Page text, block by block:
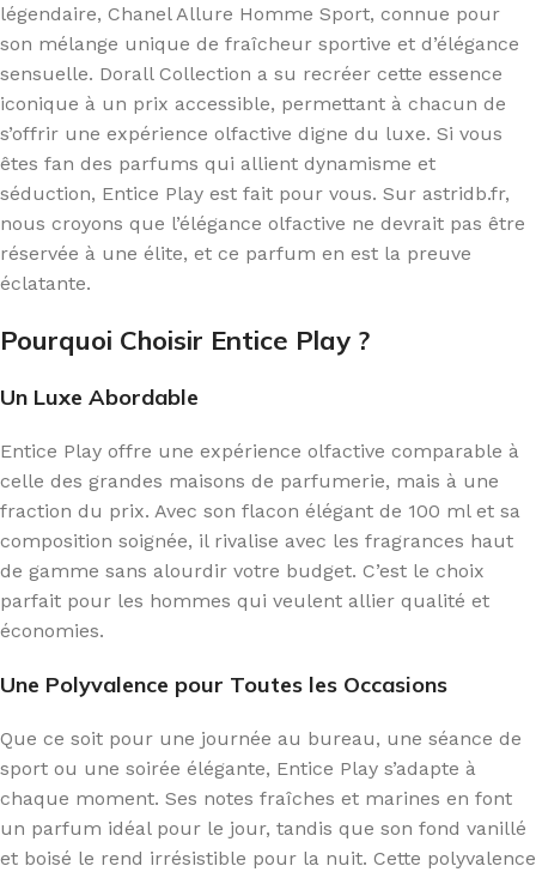
légendaire, Chanel Allure Homme Sport, connue pour
son mélange unique de fraîcheur sportive et d’élégance
sensuelle. Dorall Collection a su recréer cette essence
iconique à un prix accessible, permettant à chacun de
s’offrir une expérience olfactive digne du luxe. Si vous
êtes fan des parfums qui allient dynamisme et
séduction, Entice Play est fait pour vous. Sur astridb.fr,
nous croyons que l’élégance olfactive ne devrait pas être
réservée à une élite, et ce parfum en est la preuve
éclatante.
Pourquoi Choisir Entice Play ?
Un Luxe Abordable
Entice Play offre une expérience olfactive comparable à
celle des grandes maisons de parfumerie, mais à une
fraction du prix. Avec son flacon élégant de 100 ml et sa
composition soignée, il rivalise avec les fragrances haut
de gamme sans alourdir votre budget. C’est le choix
parfait pour les hommes qui veulent allier qualité et
économies.
Une Polyvalence pour Toutes les Occasions
Que ce soit pour une journée au bureau, une séance de
sport ou une soirée élégante, Entice Play s’adapte à
chaque moment. Ses notes fraîches et marines en font
un parfum idéal pour le jour, tandis que son fond vanillé
et boisé le rend irrésistible pour la nuit. Cette polyvalence